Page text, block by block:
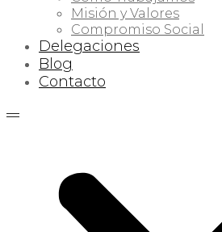
Misión y Valores
Compromiso Social
Delegaciones
Blog
Contacto